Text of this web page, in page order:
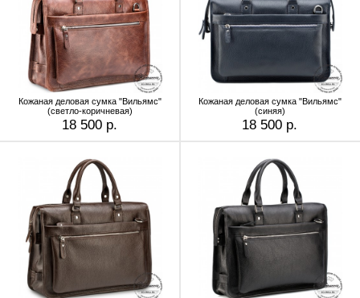
Кожаная деловая сумка "Вильямс"
(светло-коричневая)
18 500 р.
Кожаная деловая сумка "Вильямс"
(синяя)
18 500 р.